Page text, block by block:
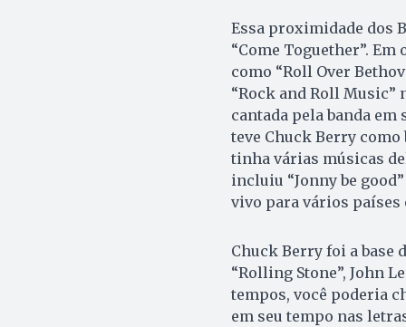
Essa proximidade dos
“Come Toguether”.
como “Roll Over
“Rock and Roll Music”
cantada pela banda
teve Chuck Berry como
tinha várias músicas
incluiu “Jonny be
vivo para vários países
Chuck Berry foi a base
“Rolling Stone”, John
tempos, você poderia
em seu tempo nas